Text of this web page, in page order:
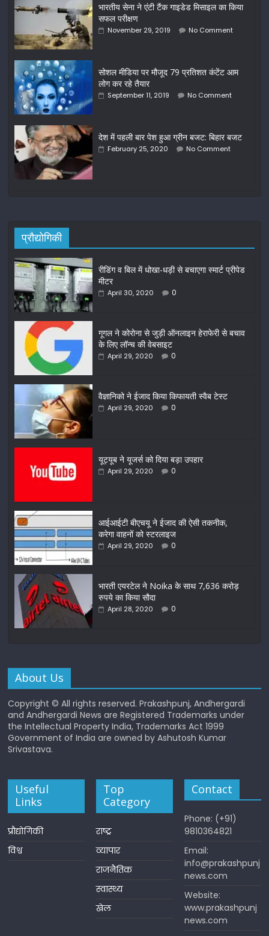
भारतीय सेना ने एंटी टैंक गाइडेड मिसाइल का किया
सफल परीक्षण
November 29, 2019 No Comment
सोशल मीडिया पर मौजूद 79 प्रतिशत कंटेंट आम
लोग कर रहे तैयार
September 11, 2019 No Comment
देश में पहली बार पेश हुआ ग्रीन बजट: बिहार बजट
February 25, 2020 No Comment
प्रौद्योगिकी
रीडिंग व बिल में धोखा-धड़ी से बचाएगा स्मार्ट प्रीपेड
मीटर
April 30, 2020 0
गूगल ने कोरोना से जुड़ी ऑनलाइन हेराफेरी से बचाव
के लिए लॉन्च की वेबसाइट
April 29, 2020 0
वैज्ञानिको ने ईजाद किया किफायती स्वैब टेस्ट
April 29, 2020 0
यूट्यूब ने यूजर्स को दिया बड़ा उपहार
April 29, 2020 0
आईआईटी बीएचयू ने ईजाद की ऐसी तकनीक,
करेगा वाहनों को स्टरलाइज
April 29, 2020 0
भारती एयरटेल ने Noika के साथ 7,636 करोड़
रुपये का किया सौदा
April 28, 2020 0
About Us
Copyright © All rights reserved. Prakashpunj, Andhergardi
and Andhergardi News are Registered Trademarks under
the Intellectual Property India, Trademarks Act 1999
Government of India are owned by Ashutosh Kumar
Srivastava.
Useful
Links
प्रौद्योगिकी
विश्व
Top
Category
राष्ट्र
व्यापार
राजनैतिक
स्वास्थ्य
खेल
Contact
Phone: (+91)
9810364821
Email:
info@prakashpunj
news.com
Website:
www.prakashpunj
news.com